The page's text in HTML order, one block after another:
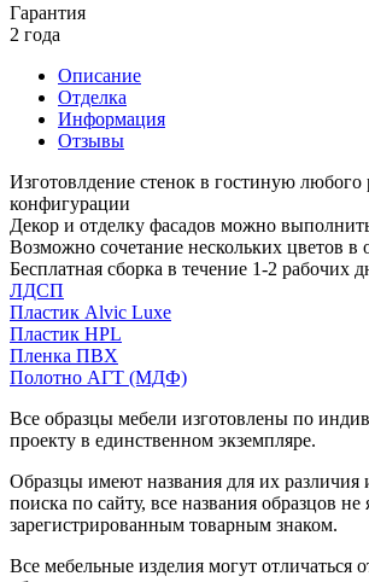
Гарантия
2 года
Описание
Отделка
Информация
Отзывы
Изготовлдение стенок в гостиную любого
конфигурации
Декор и отделку фасадов можно
Возможно сочетание нескольких цветов в
Бесплатная сборка в течение 1-2 рабочих
ЛДСП
Пластик Alvic Luxe
Пластик HPL
Пленка ПВХ
Полотно АГТ (МДФ)
Все образцы мебели изготовлены по
проекту в единственном экземпляре.
Образцы имеют названия для их различия
поиска по сайту, все названия образцов не
зарегистрированным товарным знаком.
Все мебельные изделия могут отличаться